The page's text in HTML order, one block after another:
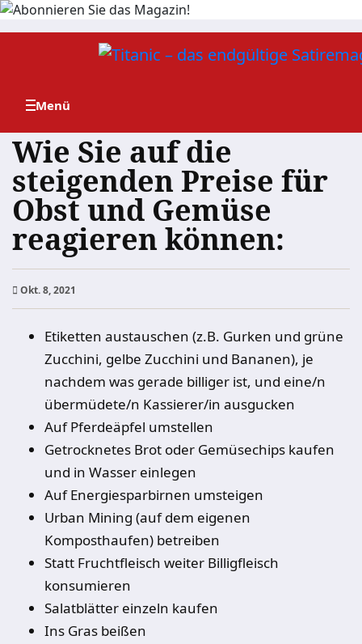
Zum
Wie Sie auf die
steigenden Preise für
Obst und Gemüse
reagieren können:
Okt. 8, 2021
Etiketten austauschen (z.B. Gurken und grüne
Zucchini, gelbe Zucchini und Bananen), je
nachdem was gerade billiger ist, und eine/n
übermüdete/n Kassierer/in ausgucken
Auf Pferdeäpfel umstellen
Getrocknetes Brot oder Gemüsechips kaufen
und in Wasser einlegen
Auf Energiesparbirnen umsteigen
Urban Mining (auf dem eigenen
Komposthaufen) betreiben
Statt Fruchtfleisch weiter Billigfleisch
konsumieren
Salatblätter einzeln kaufen
Ins Gras beißen